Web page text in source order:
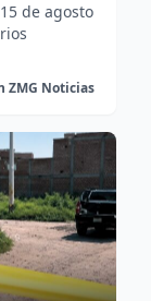
de agosto
ZMG Noticias